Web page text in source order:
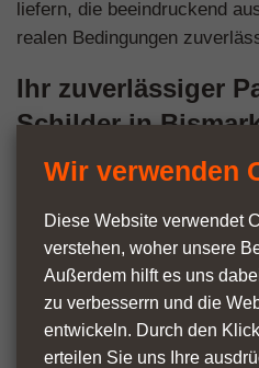
liefern, die beeindruckend
realen Bedingungen
Ihr zuverlässiger
Schilder in
Mit jahrzehntelanger
gewerbliche Beschilderung.
Unternehmen in Bismark
maßgeschneiderten
Ergebnisse liefern, einen
Wir verwenden
Diese Website verwendet
verstehen, woher unsere
Außerdem hilft es uns
zu verbesserrn und die
entwickeln. Durch den
erteilen Sie uns Ihre